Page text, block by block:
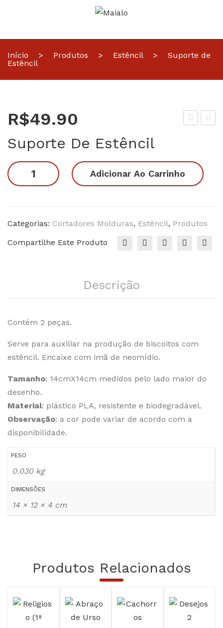
Início > Produtos > Estêncil >
Suporte de
Estêncil
Ab
elhi
nha
R$49.90
Suporte De Estêncil
Suporte
de
Adicionar Ao Carrinho
Categorias: Cortadores Molduras, Estêncil, Produtos
Compartilhe Este Produto
Descrição
Contém 2 peças.
Serve para auxiliar na produção de biscoitos com
estêncil. Encaixe com imã de neomídio.
Tamanho: 14cmX14cm medidos pelo lado maior do
desenho.
Material: plástico PLA, resistente e biodegradável.
Observação: a cor pode variar de acordo com a
disponibilidade.
PESO
0.030 kg
DIMENSÕES
14 × 12 × 4 cm
Produtos Relacionados